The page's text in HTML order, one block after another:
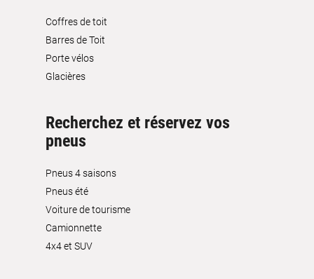
Coffres de toit
Barres de Toit
Porte vélos
Glacières
Recherchez et réservez vos
pneus
Pneus 4 saisons
Pneus été
Voiture de tourisme
Camionnette
4x4 et SUV